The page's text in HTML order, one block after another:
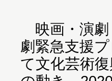
映画・演劇
劇緊急支援
て文化芸術